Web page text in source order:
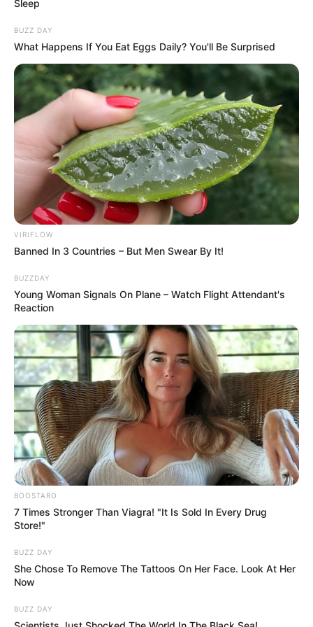
Sleep
BUZZ DAY
What Happens If You Eat Eggs Daily? You'll Be Surprised
VIRIFLOW
Banned In 3 Countries – But Men Swear By It!
BUZZDAY
Young Woman Signals On Plane – Watch Flight Attendant's
Reaction
BOOSTARO
7 Times Stronger Than Viagra! "It Is Sold In Every Drug
Store!"
BUZZ DAY
She Chose To Remove The Tattoos On Her Face. Look At Her
Now
BUZZ DAY